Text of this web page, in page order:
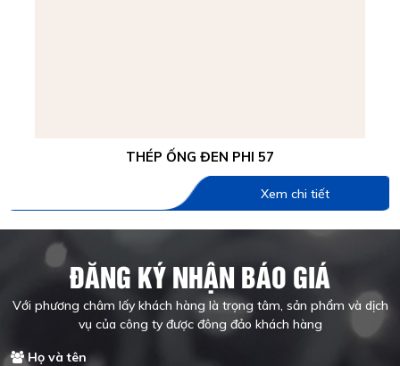
THÉP ỐNG ĐEN PHI 57
Xem chi tiết
ĐĂNG KÝ NHẬN BÁO GIÁ
Với phương châm lấy khách hàng là trọng tâm, sản phẩm và dịch
vụ của công ty được đông đảo khách hàng
Họ và tên